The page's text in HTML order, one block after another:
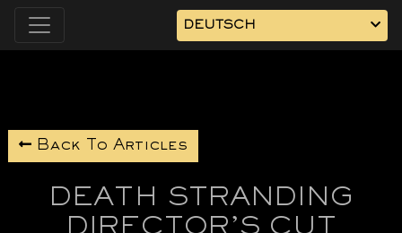
DEUTSCH
Back To Articles
DEATH STRANDING